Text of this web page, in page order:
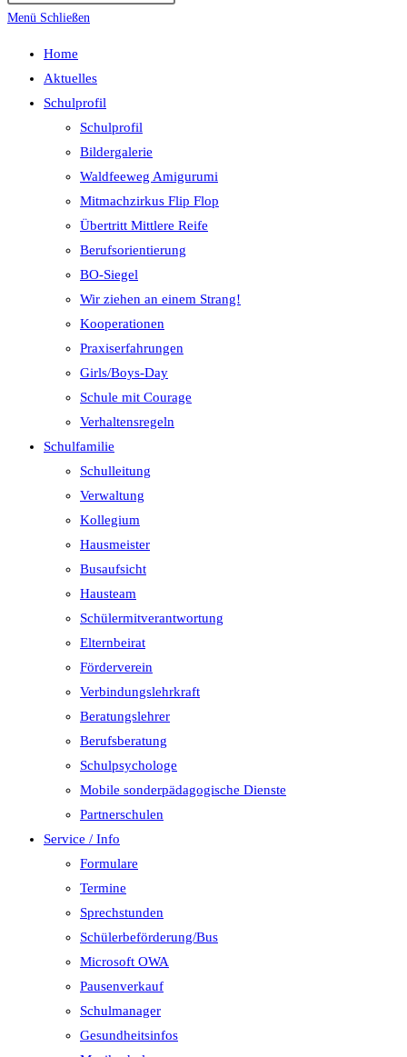
umschalten
Menü Schließen
Home
Aktuelles
Schulprofil
Schulprofil
Bildergalerie
Waldfeeweg Amigurumi
Mitmachzirkus Flip Flop
Übertritt Mittlere Reife
Berufsorientierung
BO-Siegel
Wir ziehen an einem Strang!
Kooperationen
Praxiserfahrungen
Girls/Boys-Day
Schule mit Courage
Verhaltensregeln
Schulfamilie
Schulleitung
Verwaltung
Kollegium
Hausmeister
Busaufsicht
Hausteam
Schülermitverantwortung
Elternbeirat
Förderverein
Verbindungslehrkraft
Beratungslehrer
Berufsberatung
Schulpsychologe
Mobile sonderpädagogische Dienste
Partnerschulen
Service / Info
Formulare
Termine
Sprechstunden
Schülerbeförderung/Bus
Microsoft OWA
Pausenverkauf
Schulmanager
Gesundheitsinfos